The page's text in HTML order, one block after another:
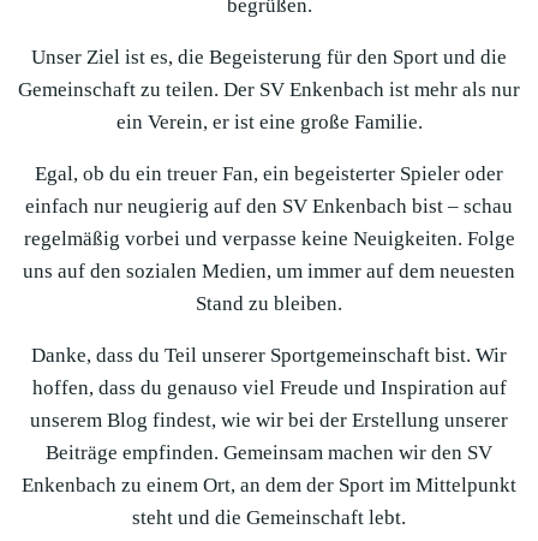
begrüßen.
Unser Ziel ist es, die Begeisterung für den Sport und die
Gemeinschaft zu teilen. Der SV Enkenbach ist mehr als nur
ein Verein, er ist eine große Familie.
Egal, ob du ein treuer Fan, ein begeisterter Spieler oder
einfach nur neugierig auf den SV Enkenbach bist – schau
regelmäßig vorbei und verpasse keine Neuigkeiten. Folge
uns auf den sozialen Medien, um immer auf dem neuesten
Stand zu bleiben.
Danke, dass du Teil unserer Sportgemeinschaft bist. Wir
hoffen, dass du genauso viel Freude und Inspiration auf
unserem Blog findest, wie wir bei der Erstellung unserer
Beiträge empfinden. Gemeinsam machen wir den SV
Enkenbach zu einem Ort, an dem der Sport im Mittelpunkt
steht und die Gemeinschaft lebt.